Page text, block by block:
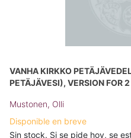
VANHA KIRKKO
PETÄJÄVESI), VERSION FOR
Mustonen, Olli
Disponible en breve
Sin stock. Si se pide hoy, se